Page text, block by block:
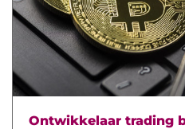
Ontwikkelaar trading